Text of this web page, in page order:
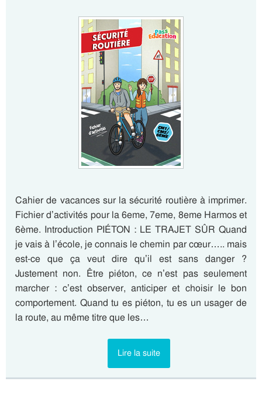
Cahier de vacances sur la sécurité routière à imprimer.
Fichier d’activités pour la 6eme, 7eme, 8eme Harmos et
6ème. Introduction PIÉTON : LE TRAJET SÛR Quand
je vais à l’école, je connais le chemin par cœur….. mais
est-ce que ça veut dire qu’il est sans danger ?
Justement non. Être piéton, ce n’est pas seulement
marcher : c’est observer, anticiper et choisir le bon
comportement. Quand tu es piéton, tu es un usager de
la route, au même titre que les…
Lire la suite